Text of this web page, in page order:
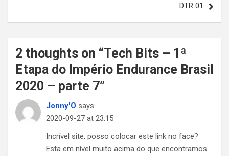
DTR 01
2 thoughts on “Tech Bits – 1ª
Etapa do Império Endurance Brasil
2020 – parte 7”
Jonny'O says:
2020-09-27 at 23:15
Incrível site, posso colocar este link no face?
Esta em nível muito acima do que encontramos